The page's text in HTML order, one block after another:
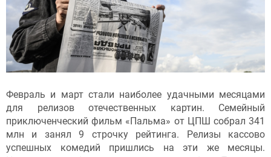
Февраль и март стали наиболее удачными месяцами
для релизов отечественных картин. Семейный
приключенческий фильм «Пальма» от ЦПШ собрал 341
млн и занял 9 строчку рейтинга. Релизы кассово
успешных комедий пришлись на эти же месяцы.